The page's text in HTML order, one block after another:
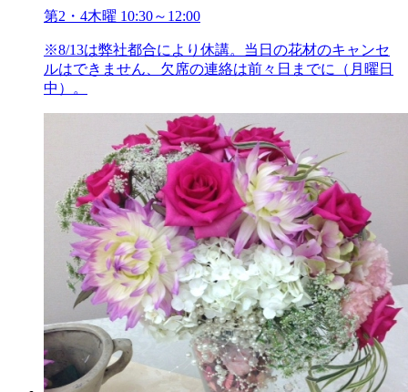
第2・4木曜 10:30～12:00
※8/13は弊社都合により休講。当日の花材のキャンセ
ルはできません、欠席の連絡は前々日までに（月曜日
中）。